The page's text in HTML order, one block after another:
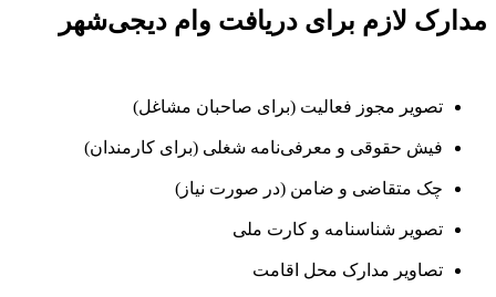
مدارک لازم برای دریافت وام دیجی‌شهر
تصویر مجوز فعالیت (برای صاحبان مشاغل)
فیش حقوقی و معرفی‌نامه شغلی (برای کارمندان)
چک متقاضی و ضامن (در صورت نیاز)
تصویر شناسنامه و کارت ملی
تصاویر مدارک محل اقامت